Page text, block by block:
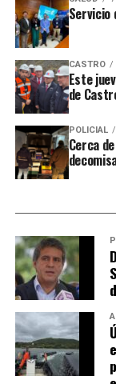
Servicio
CASTRO
Este
de
POLICIAL
Cerca